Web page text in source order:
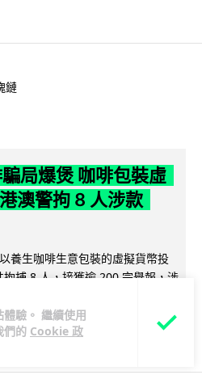
驗。 繼續使用
們的 Cookie 政
鏈
局爆煲 咖啡包裝虛
澳警拘 8 人涉款
養生咖啡生意包裝的虛擬貨幣投
捕 8 人，接獲逾 200 宗舉報，涉